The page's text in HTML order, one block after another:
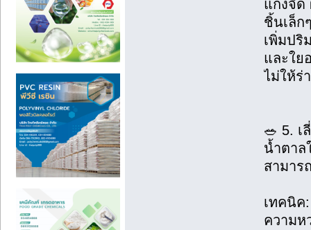
แกงจืด
ชิ้นเล็ก
เพิ่มปริ
และใย
ไม่ให้ร่
🥗 5. เ
น้ำตาล
สามาร
เทคนิค
ความห